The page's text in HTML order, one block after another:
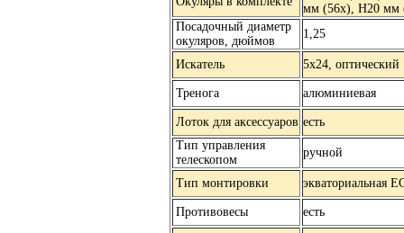
мм (56х), H20 мм
Посадочный диаметр
окуляров, дюймов
1,25
Искатель 5x24, оптический
Тренога алюминиевая
Лоток для аксессуаров есть
Тип управления
телескопом
ручной
Тип монтировки экваториальная
Противовесы есть